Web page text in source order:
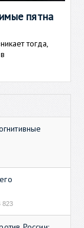
пятна
тогда,
823